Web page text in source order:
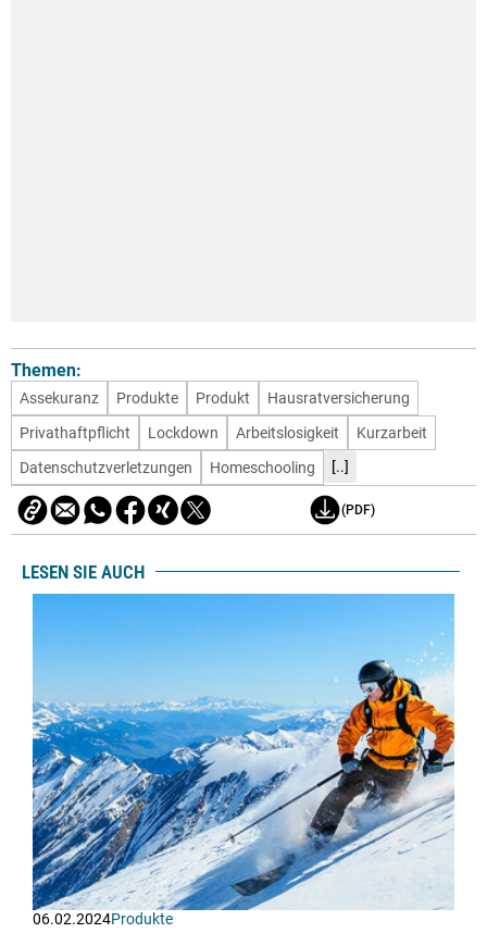
Themen:
Assekuranz Produkte Produkt
Hausratversicherung
Privathaftpflicht
Lockdown Arbeitslosigkeit
Kurzarbeit
Datenschutzverletzungen
Homeschooling [..]
(PDF)
LESEN SIE AUCH
06.02.2024Produkte